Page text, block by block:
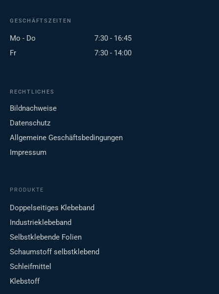
GESCHÄFTSZEITEN
Mo - Do
7:30 - 16:45
Fr
7:30 - 14:00
RECHTLICHES
Bildnachweise
Datenschutz
Allgemeine Geschäftsbedingungen
Impressum
PRODUKTE
Doppelseitiges Klebeband
Industrieklebeband
Selbstklebende Folien
Schaumstoff selbstklebend
Schleifmittel
Klebstoff